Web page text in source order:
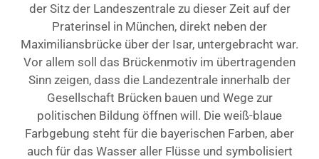
der Sitz der Landeszentrale zu dieser Zeit auf der
Praterinsel in München, direkt neben der
Maximiliansbrücke über der Isar, untergebracht war.
Vor allem soll das Brückenmotiv im übertragenden
Sinn zeigen, dass die Landezentrale innerhalb der
Gesellschaft Brücken bauen und Wege zur
politischen Bildung öffnen will. Die weiß-blaue
Farbgebung steht für die bayerischen Farben, aber
auch für das Wasser aller Flüsse und symbolisiert